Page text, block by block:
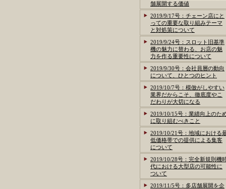
舗展開する価値
2019/9/17号：チェーン店にと
っての重要な取り組みテーマ
と対処策について
2019/9/24号：スロット旧基準
機の魅力に替わる、お店の魅
力を作る重要性について
2019/9/30号：会社員層の動向
について、ひとつのヒント
2019/10/7号：模倣がしやすい
業界だからこそ、徹底度やこ
だわりが大切になる
2019/10/15号：業績向上のた
に取り組むべきこと
2019/10/21号：地域における
低価格帯での提供による集客
について
2019/10/28号：完全新規則機
代における大型店の可能性に
ついて
2019/11/5号：多店舗展開を企